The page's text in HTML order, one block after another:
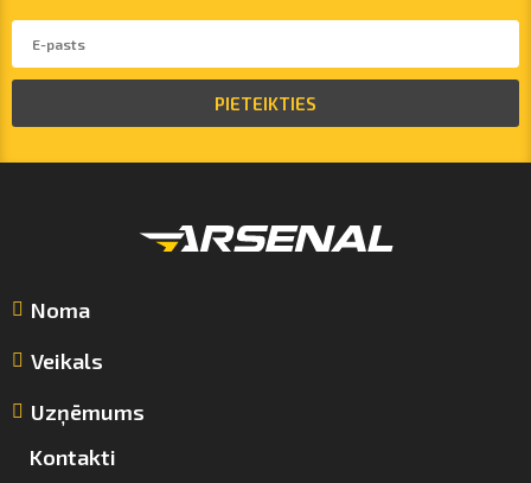
PIETEIKTIES
Noma
Veikals
Uzņēmums
Kontakti